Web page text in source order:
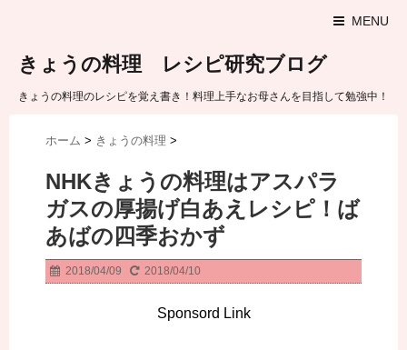
MENU
きょうの料理 レシピ研究ブログ
きょうの料理のレシピを覚え書き！料理上手なお母さんを目指して勉強中！
ホーム > きょうの料理 >
NHKきょうの料理はアスパラ
ガスの厚揚げ白あえレシピ！ば
あばの四季おかず
2018/04/09 2018/04/10
Sponsord Link